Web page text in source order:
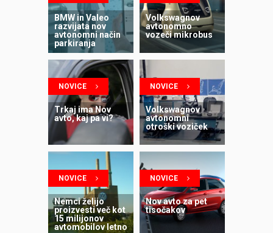
BMW in Valeo
razvijata nov
avtonomni način
parkiranja
Volkswagnov
avtonomno
vozeči mikrobus
NOVICE
Trkaj ima Nov
avto, kaj pa vi?
NOVICE
Volkswagnov
avtonomni
otroški voziček
NOVICE
Nemci želijo
proizvesti več kot
15 milijonov
avtomobilov letno
NOVICE
Nov avto za pet
tisočakov